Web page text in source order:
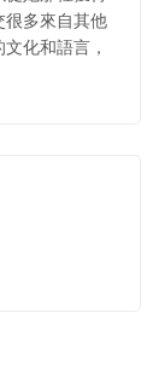
很多來自其他
化和語言，